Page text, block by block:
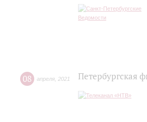
08 апреля 2021 Петербургская